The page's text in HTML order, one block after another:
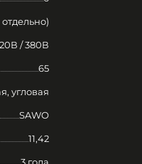
/ 380В
65
угловая
SAWO
11,42
3 года